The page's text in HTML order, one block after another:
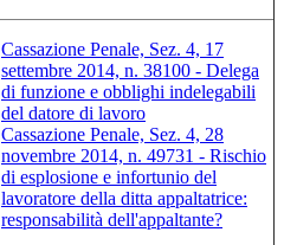
Cassazione Penale, Sez. 4, 17
settembre 2014, n. 38100 - Delega
di funzione e obblighi indelegabili
del datore di lavoro
Cassazione Penale, Sez. 4, 28
novembre 2014, n. 49731 - Rischio
di esplosione e infortunio del
lavoratore della ditta appaltatrice:
responsabilità dell'appaltante?